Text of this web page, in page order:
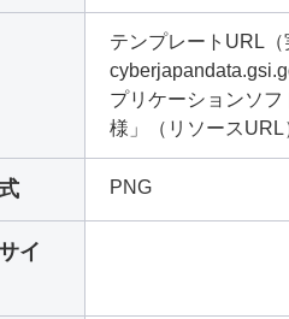
テンプレートURL
プリケーションソ
様」（リソースURL
PNG
イ